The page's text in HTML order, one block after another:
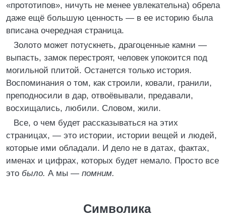
«прототипов», ничуть не менее увлекательна) обрела
даже ещё большую ценность — в ее историю была
вписана очередная страница.
Золото может потускнеть, драгоценные камни —
выпасть, замок перестроят, человек упокоится под
могильной плитой. Останется только история.
Воспоминания о том, как строили, ковали, гранили,
преподносили в дар, отвоёвывали, предавали,
восхищались, любили. Словом, жили.
Все, о чем будет рассказываться на этих
страницах, — это истории, истории вещей и людей,
которые ими обладали. И дело не в датах, фактах,
именах и цифрах, которых будет немало. Просто все
это было. А мы — помним.
Символика